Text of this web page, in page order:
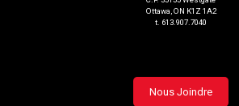
Ottawa, ON K1Z 1A2
t. 613.907.7040
FooterNous Joindre